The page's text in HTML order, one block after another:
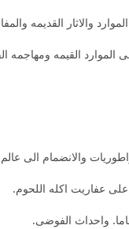
والاثار القديمه
القيمه ومهاجمه
والانضمام الى عالم
عفاريت اكله اللحوم.
واحداث الفوضى.